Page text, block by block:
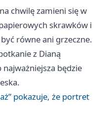
chwilę zamieni się w
skrawków i
równe ani grzeczne.
z Dianą
będzie
pokazuje, że portret